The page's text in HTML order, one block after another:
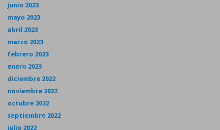
junio 2023
mayo 2023
abril 2023
marzo 2023
febrero 2023
enero 2023
diciembre 2022
noviembre 2022
octubre 2022
septiembre 2022
julio 2022